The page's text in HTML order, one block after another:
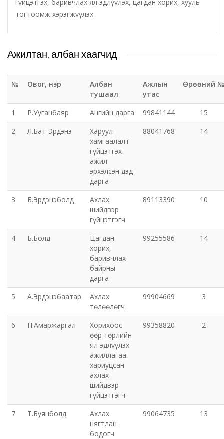
Улсын бүртгэлийн хэлтэс
Ус цаг уур, орчны шинжилгээний төв
Хүүхэд, гэр бүлийн хөгжил, хамгааллын газар
Цагдаагийн газар
Шүүх шинжилгээний хэлтэс
Шүүхийн шийдвэр гүйцэтгэх газар-437 дугаар
Эрүүл мэндийн газар
Авто тээврийн төв
Хүнс, хөдөө аж ахуйн газар
Баян-Өндөр сумын ЗДТГ
Жаргалант сумын ЗДТГ
Орхон аймгийн Иргэний хэргийн давж заалдах
шатны шүүх
Орхон аймгийн Эрүүгийн хэргийн давж заалдах
тогтоомж хэрэгжүүлэх.
Ажилтан, албан хаагчид
№ Овог, нэр
Албан
тушаал
Ажлын
утас
Өрөөний №
1 Р.Ууганбаяр Ангийн дарга 99841144
15
2
Л.Бат-Эрдэнэ
Харуул
хамгаалалт
гүйцэтгэх
ажил
эрхэлсэн дэд
дарга
88041768 14
3 Б.Эрдэнэболд
Ахлах
шийдвэр
гүйцэтгэгч
89113390 10
4 Б.Болд
Цагдан
хорих,
баривчлах
байрны
дарга
99255586 14
5 А.Эрдэнэбаатар
Ахлах
төлөөлөгч
99904669 3
6 Н.Амаржаргал
Хорихоос
өөр төрлийн
ял эдлүүлэх
ажиллагаа
хариуцсан
ахлах
шийдвэр
гүйцэтгэгч
99358820 2
7 Т.Буянболд
Ахлах
нягтлан
бодогч
99064735 13